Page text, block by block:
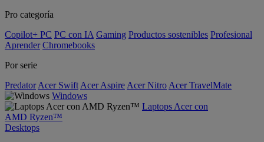
Pro categoría
Copilot+ PC PC con IA Gaming Productos sostenibles Profesional
Aprender Chromebooks
Por serie
Predator Acer Swift Acer Aspire Acer Nitro Acer TravelMate
Windows
Laptops Acer con
AMD Ryzen™
Desktops